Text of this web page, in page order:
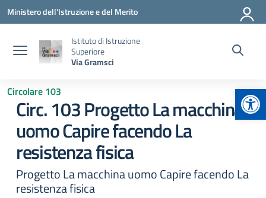
Vai ai contenuti
Vai al menu di navigazione
Vai al footer
Ministero dell'Istruzione e del Merito
Istituto di Istruzione
Superiore
Via Gramsci
Circolare 103
Circ. 103 Progetto La macchina
uomo Capire facendo La
resistenza fisica
Progetto La macchina uomo Capire facendo La
resistenza fisica